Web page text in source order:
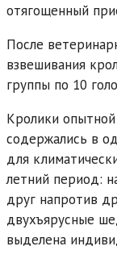
отягощенный
После
взвешивания
группы по 10
Кролики
содержались в
для
летний период:
друг напротив
двухъярусные
выделена